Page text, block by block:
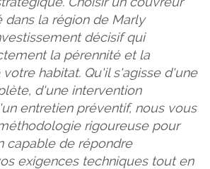
dans la région de Marly
décisif qui
la pérennité et la
habitat. Qu'il s'agisse d'une
d'une intervention
entretien préventif, nous vous
rigoureuse pour
capable de répondre
exigences techniques tout en